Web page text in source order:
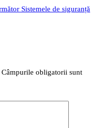
Sistemele de siguranță
Câmpurile obligatorii sunt